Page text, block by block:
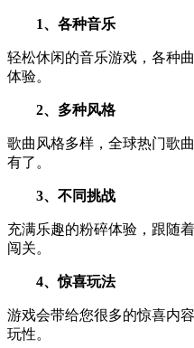
1、各种音乐
轻松休闲的音乐游戏，各种
体验。
2、多种风格
歌曲风格多样，全球热门歌
有了。
3、不同挑战
充满乐趣的粉碎体验，跟随
闯关。
4、惊喜玩法
游戏会带给您很多的惊喜内
玩性。